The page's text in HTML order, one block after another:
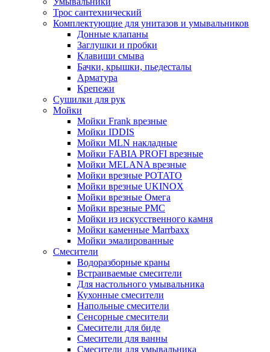
Трос сантехнический
Комплектующие для унитазов и умывальников
Донные клапаны
Заглушки и пробки
Клавиши смыва
Бачки, крышки, пьедесталы
Арматура
Крепежи
Сушилки для рук
Мойки
Мойки Frank врезные
Мойки IDDIS
Мойки MLN накладные
Мойки FABIA PROFI врезные
Мойки MELANA врезные
Мойки врезные POTATO
Мойки врезные UKINOX
Мойки врезные Омега
Мойки врезные РМС
Мойки из искусственного камня
Мойки каменные Marrbaxx
Мойки эмалированные
Смесители
Водоразборные краны
Встраиваемые смесители
Для настольного умывальника
Кухонные смесители
Напольные смесители
Сенсорные смесители
Смесители для биде
Смесители для ванны
Смесители для умывальника